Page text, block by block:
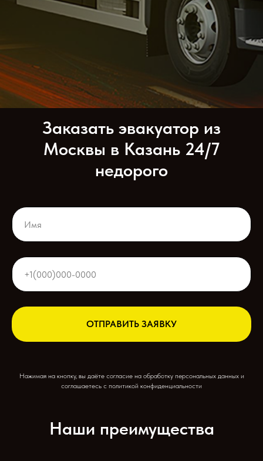
Заказать эвакуатор из
Москвы в Казань 24/7
недорого
ОТПРАВИТЬ ЗАЯВКУ
Нажимая на кнопку, вы даёте согласие на обработку персональных данных и
соглашаетесь c политикой конфиденциальности
Наши преимущества